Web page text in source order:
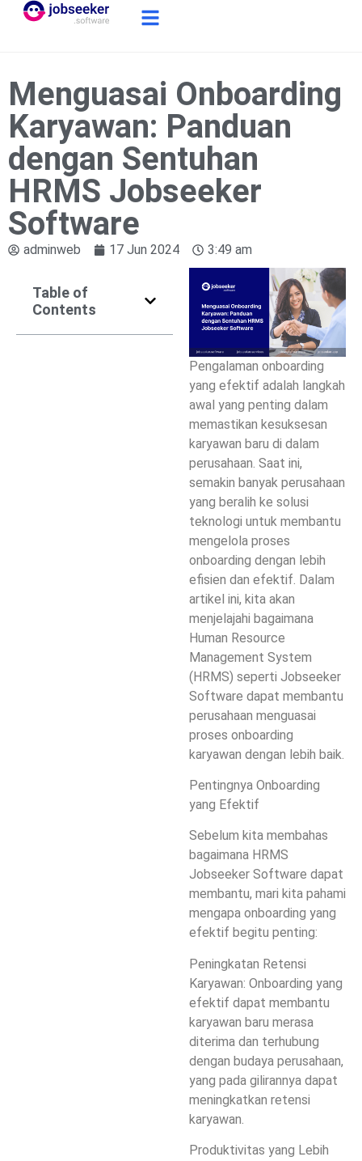
Menguasai Onboarding
Karyawan: Panduan
dengan Sentuhan
HRMS Jobseeker
Software
adminweb 17 Jun 2024 3:49 am
Pengalaman onboarding
yang efektif adalah langkah
awal yang penting dalam
memastikan kesuksesan
karyawan baru di dalam
perusahaan. Saat ini,
semakin banyak perusahaan
yang beralih ke solusi
teknologi untuk membantu
mengelola proses
onboarding dengan lebih
efisien dan efektif. Dalam
artikel ini, kita akan
menjelajahi bagaimana
Human Resource
Management System
(HRMS) seperti Jobseeker
Software dapat membantu
perusahaan menguasai
proses onboarding
karyawan dengan lebih baik.
Pentingnya Onboarding
yang Efektif
Sebelum kita membahas
bagaimana HRMS
Jobseeker Software dapat
membantu, mari kita pahami
mengapa onboarding yang
efektif begitu penting:
Peningkatan Retensi
Karyawan: Onboarding yang
efektif dapat membantu
karyawan baru merasa
diterima dan terhubung
dengan budaya perusahaan,
yang pada gilirannya dapat
meningkatkan retensi
karyawan.
Produktivitas yang Lebih
Table of
Contents